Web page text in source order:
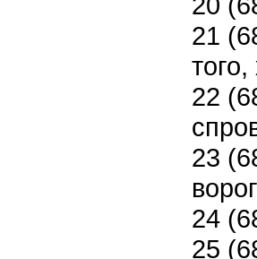
21
того,
22
23
24
25